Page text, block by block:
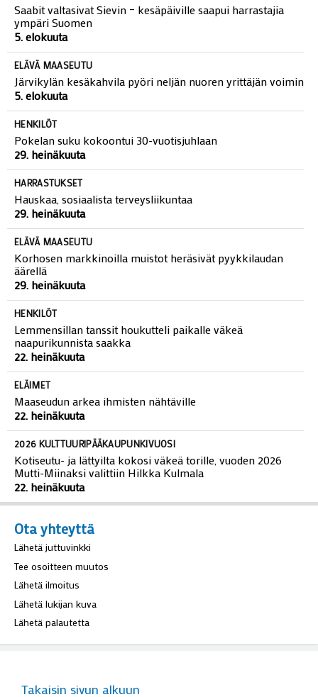
ELÄVÄ MAASEUTU
Saabit valtasivat Sievin – kesäpäiville saapui harrastajia
ympäri Suomen
5. elokuuta
ELÄVÄ MAASEUTU
Järvikylän kesäkahvila pyöri neljän nuoren yrittäjän voimin
5. elokuuta
HENKILÖT
Pokelan suku kokoontui 30-vuotisjuhlaan
29. heinäkuuta
HARRASTUKSET
Hauskaa, sosiaalista terveysliikuntaa
29. heinäkuuta
ELÄVÄ MAASEUTU
Korhosen markkinoilla muistot heräsivät pyykkilaudan
äärellä
29. heinäkuuta
HENKILÖT
Lemmensillan tanssit houkutteli paikalle väkeä
naapurikunnista saakka
22. heinäkuuta
ELÄIMET
Maaseudun arkea ihmisten nähtäville
22. heinäkuuta
2026 KULTTUURIPÄÄKAUPUNKIVUOSI
Kotiseutu- ja lättyilta kokosi väkeä torille, vuoden 2026
Mutti-Miinaksi valittiin Hilkka Kulmala
Ota yhteyttä
Lähetä juttuvinkki
Tee osoitteen muutos
Lähetä ilmoitus
Lähetä lukijan kuva
Lähetä palautetta